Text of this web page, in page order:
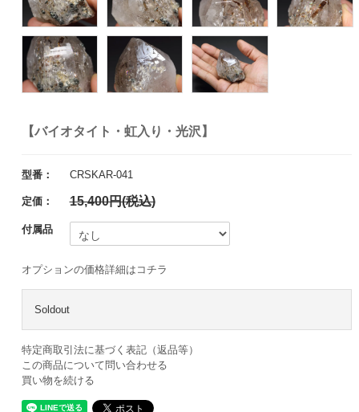
【バイオタイト・虹入り・光沢】
型番： CRSKAR-041
定価： 15,400円(税込)
付属品
オプションの価格詳細はコチラ
Soldout
特定商取引法に基づく表記（返品等）
この商品について問い合わせる
買い物を続ける